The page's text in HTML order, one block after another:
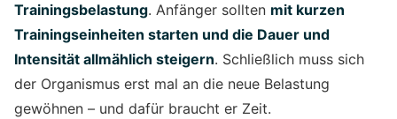
Trainingsbelastung. Anfänger sollten mit kurzen
Trainingseinheiten starten und die Dauer und
Intensität allmählich steigern. Schließlich muss sich
der Organismus erst mal an die neue Belastung
gewöhnen – und dafür braucht er Zeit.